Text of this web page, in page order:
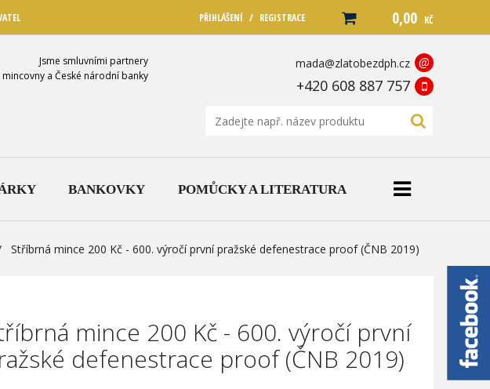
PŘIHLÁŠENÍ / REGISTRACE 0,00 KČ
Jsme smluvními partnery
mincovny a České národní banky
mada@zlatobezdph.cz @
+420 608 887 757
BANKOVKY POMŮCKY A LITERATURA
Stříbrná mince 200 Kč - 600. výročí první pražské defenestrace proof (ČNB 2019)
mince 200 Kč - 600. výročí první
defenestrace proof (ČNB 2019)